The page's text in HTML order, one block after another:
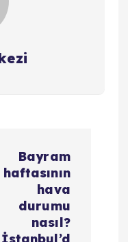
Bayram
haftasının
hava
durumu
nasıl?